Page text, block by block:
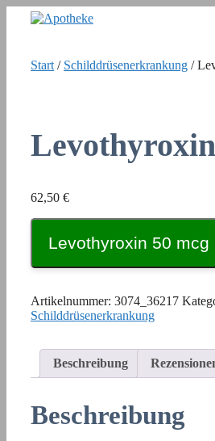
Inhalt
Start / Schilddrüsenerkrankung /
62,50 €
Levothyroxin 50 mcg
Artikelnummer: 3074_36217
Schilddrüsenerkrankung
Beschreibung
Beschreibung